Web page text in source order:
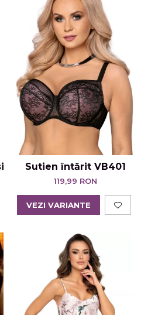
Sutien si Chilot Tanga Double
Sutien întărit VB401
119,99 RON
VEZI VARIANTE